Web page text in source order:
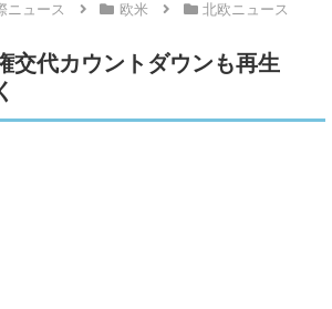
ニュース 欧米 北欧ニュース
交代カウントダウンも再生